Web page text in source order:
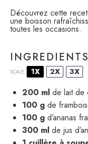
Découvrez cette
une boisson
toutes les occasions.
INGREDIENTS
SCALE 1X 2X 3X
200 ml de lait de
100 g de
100 g d’ananas
300 ml de jus